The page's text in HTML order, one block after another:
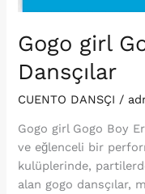
Gogo girl
Dansçılar
CUENTO DANSÇI /
Gogo girl Gogo Boy
ve eğlenceli bir
kulüplerinde,
alan gogo dansçılar,